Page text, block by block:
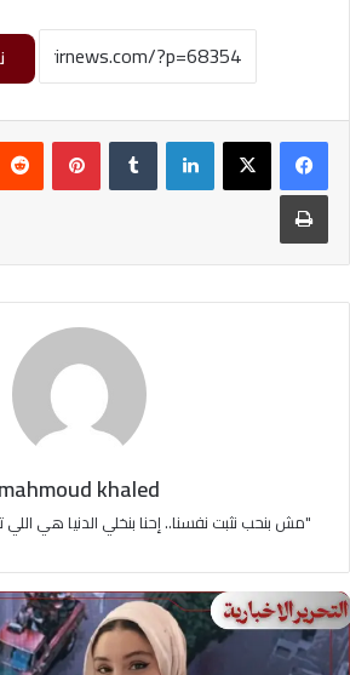
لينكدإن
طباعة
mahmoud khaled
"مش بنحب نثبت نفسنا.. إحنا بنخلي الدنيا هي اللي تتكلم."